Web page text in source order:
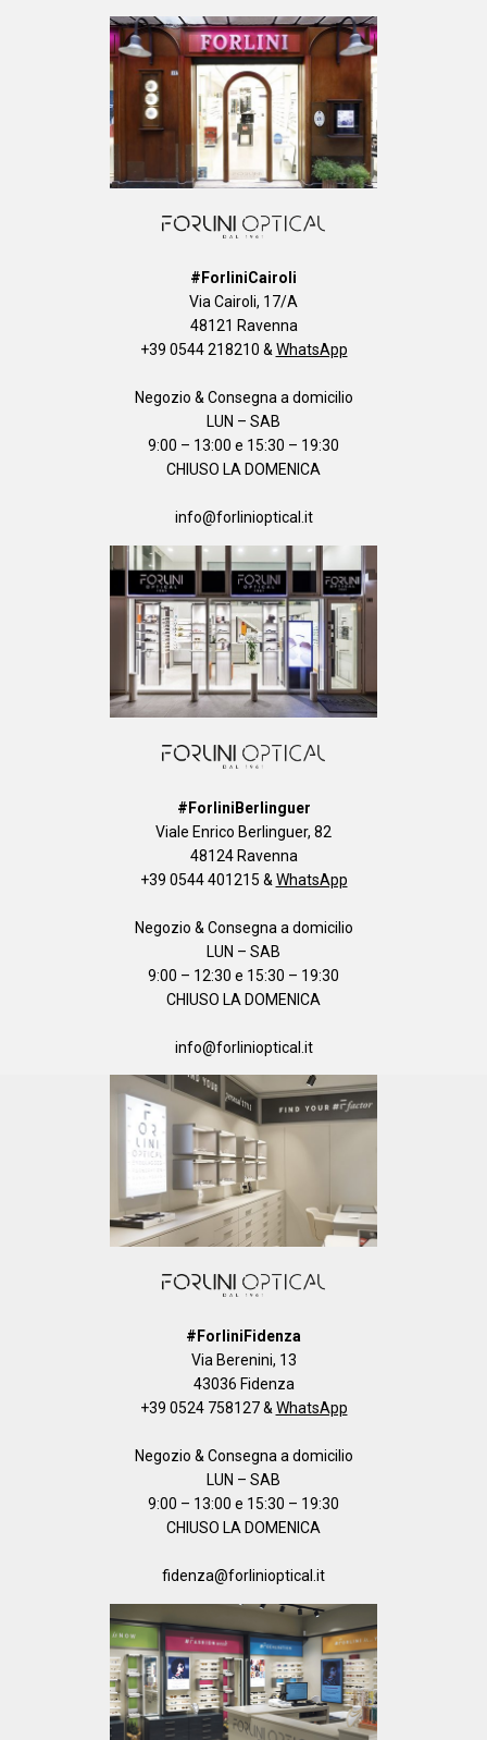
#ForliniCairoli
Via Cairoli, 17/A
48121 Ravenna
+39 0544 218210 &WhatsApp
Negozio & Consegna a domicilio
LUN – SAB
9:00 – 13:00 e 15:30 – 19:30
CHIUSO LA DOMENICA
info@forlinioptical.it
#ForliniBerlinguer
Viale Enrico Berlinguer, 82
48124 Ravenna
+39 0544 401215 & WhatsApp
Negozio & Consegna a domicilio
LUN – SAB
9:00 – 12:30 e 15:30 – 19:30
CHIUSO LA DOMENICA
info@forlinioptical.it
#ForliniFidenza
Via Berenini, 13
43036 Fidenza
+39 0524 758127&WhatsApp
Negozio & Consegna a domicilio
LUN – SAB
9:00 – 13:00 e 15:30 – 19:30
CHIUSO LA DOMENICA
fidenza@forlinioptical.it